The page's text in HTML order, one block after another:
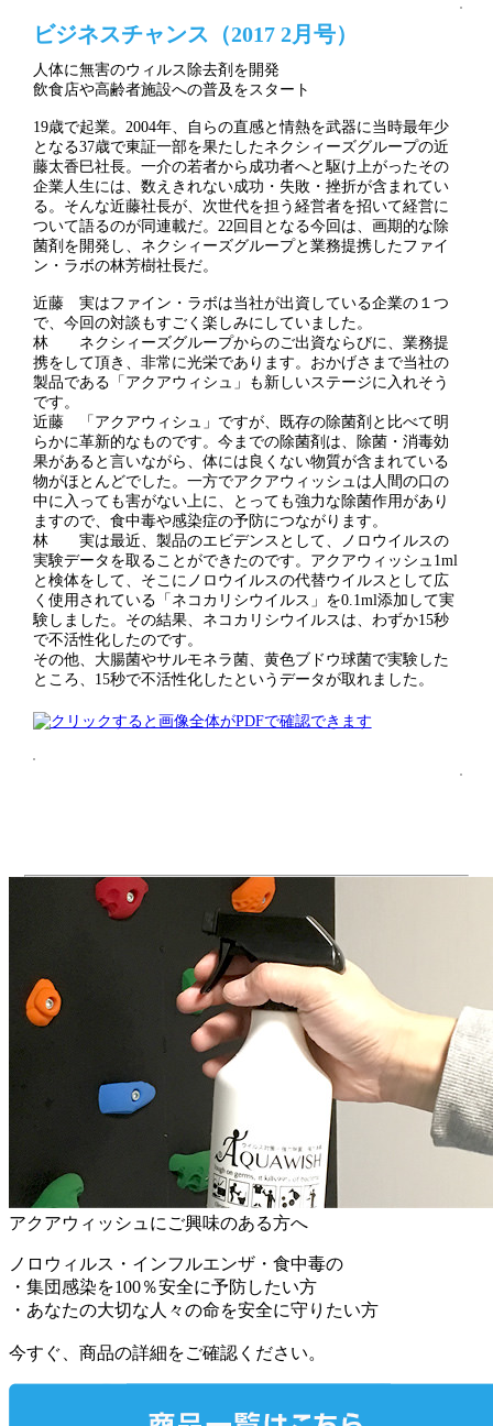
ビジネスチャンス（2017 2月号）
人体に無害のウィルス除去剤を開発
飲食店や高齢者施設への普及をスタート
19歳で起業。2004年、自らの直感と情熱を武器に当時最年少
となる37歳で東証一部を果たしたネクシィーズグループの近
藤太香巳社長。一介の若者から成功者へと駆け上がったその
企業人生には、数えきれない成功・失敗・挫折が含まれてい
る。そんな近藤社長が、次世代を担う経営者を招いて経営に
ついて語るのが同連載だ。22回目となる今回は、画期的な除
菌剤を開発し、ネクシィーズグループと業務提携したファイ
ン・ラボの林芳樹社長だ。
近藤 実はファイン・ラボは当社が出資している企業の１つ
で、今回の対談もすごく楽しみにしていました。
林 ネクシィーズグループからのご出資ならびに、業務提
携をして頂き、非常に光栄であります。おかげさまで当社の
製品である「アクアウィシュ」も新しいステージに入れそう
です。
近藤 「アクアウィシュ」ですが、既存の除菌剤と比べて明
らかに革新的なものです。今までの除菌剤は、除菌・消毒効
果があると言いながら、体には良くない物質が含まれている
物がほとんどでした。一方でアクアウィッシュは人間の口の
中に入っても害がない上に、とっても強力な除菌作用があり
ますので、食中毒や感染症の予防につながります。
林 実は最近、製品のエビデンスとして、ノロウイルスの
実験データを取ることができたのです。アクアウィッシュ1ml
と検体をして、そこにノロウイルスの代替ウイルスとして広
く使用されている「ネコカリシウイルス」を0.1ml添加して実
験しました。その結果、ネコカリシウイルスは、わずか15秒
で不活性化したのです。
その他、大腸菌やサルモネラ菌、黄色ブドウ球菌で実験した
ところ、15秒で不活性化したというデータが取れました。
アクアウィッシュにご興味のある方へ
ノロウィルス・インフルエンザ・食中毒の
・集団感染を100％安全に予防したい方
・あなたの大切な人々の命を安全に守りたい方
今すぐ、商品の詳細をご確認ください。